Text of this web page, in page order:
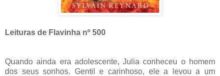
Leituras de Flavinha nº 500
Quando ainda era adolescente, Julia conheceu o homem
dos seus sonhos. Gentil e carinhoso, ele a levou a um